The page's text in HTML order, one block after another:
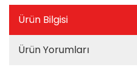
Ürün Bilgisi
Ürün Yorumları